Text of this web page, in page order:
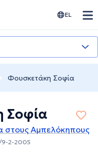
EL
Φουσκετάκη Σοφία
Σοφία
στους Αμπελόκηπους
9-2-2005